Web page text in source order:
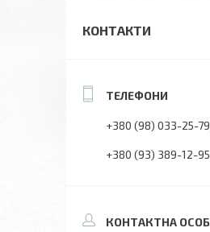
КОНТАКТИ
+380 (98) 033-25-79
+380 (93) 389-12-95